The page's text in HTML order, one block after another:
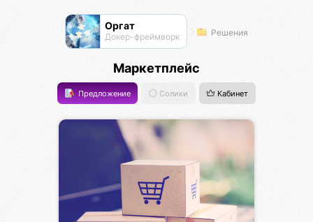
Оргат
Докер-фреймворк Решения
Маркетплейс
Предложение Солики Кабинет